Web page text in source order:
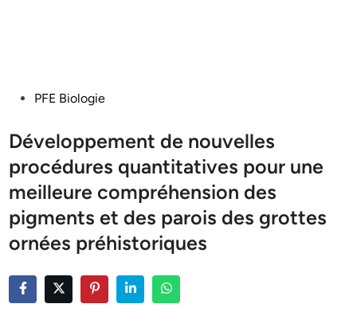
PostedPFE Biologie
Développement de nouvelles
procédures quantitatives pour une
meilleure compréhension des
pigments et des parois des grottes
ornées préhistoriques